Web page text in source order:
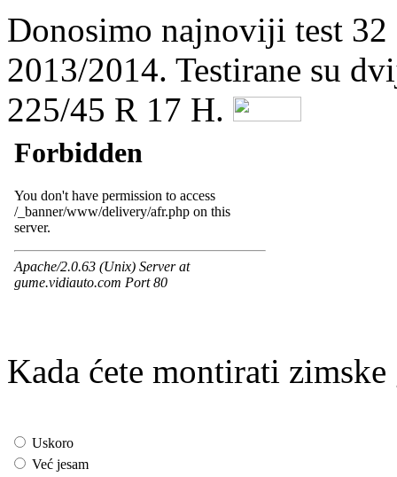
Donosimo najnoviji test 32
2013/2014. Testirane su
225/45 R 17 H.
Kada ćete montirati zimske
Uskoro
Već jesam